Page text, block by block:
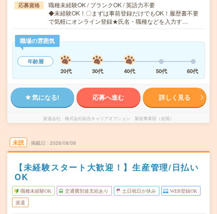
応募資格
職種未経験OK / ブランクOK / 英語力不要
◆未経験OK！〇まずは事前登録だけでもOK！履歴書不要
で気軽にオンライン登録★氏名・職種などを入力す…
職場の雰囲気
年齢層
20代
30代 40代 50代 60代
気になる! 応募へ進む 詳しく見る
派遣会社 株式会社綜合キャリアオプション 製造事業部（全国）
未読 掲載日 2026/08/08
【未経験スタート大歓迎！】生産管理/日払い
OK
職種未経験OK 交通費別途支給あり 土日祝日が休み WEB登録OK
派遣